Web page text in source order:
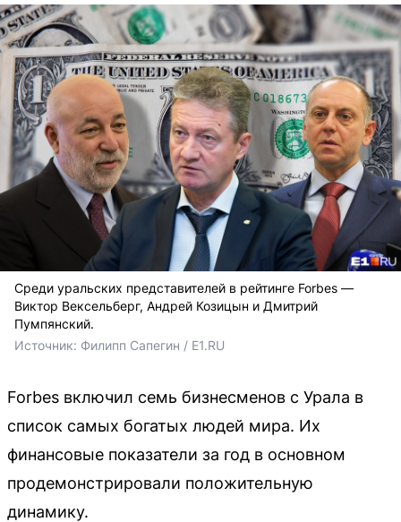
Среди уральских представителей в рейтинге Forbes —
Виктор Вексельберг, Андрей Козицын и Дмитрий
Пумпянский.
Источник: Филипп Сапегин / E1.RU
Forbes включил семь бизнесменов с Урала в
список самых богатых людей мира. Их
финансовые показатели за год в основном
продемонстрировали положительную
динамику.